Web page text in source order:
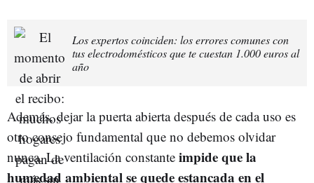
Los expertos coinciden: los errores comunes con
tus electrodomésticos que te cuestan 1.000 euros al
año
Además, dejar la puerta abierta después de cada uso es
otro consejo fundamental que no debemos olvidar
nunca. La ventilación constante impide que la
humedad ambiental se quede estancada en el